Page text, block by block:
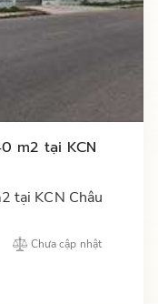
m2 tại KCN
tại KCN Châu
Chưa cập nhật